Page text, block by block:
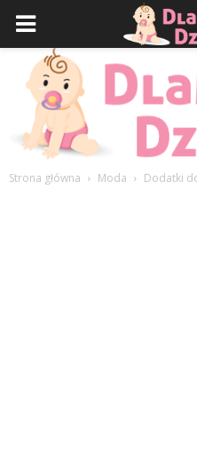
Strona główna Moda Dodatki